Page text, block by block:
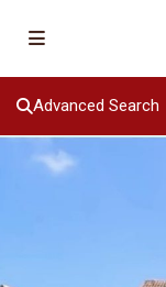
Advanced Search